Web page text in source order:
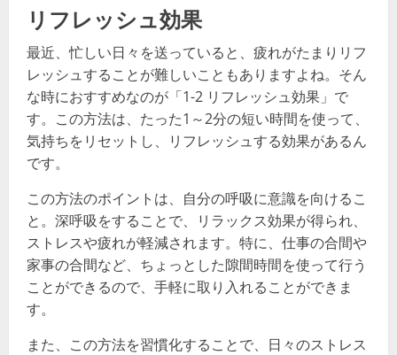
リフレッシュ効果
最近、忙しい日々を送っていると、疲れがたまりリフ
レッシュすることが難しいこともありますよね。そん
な時におすすめなのが「1-2 リフレッシュ効果」で
す。この方法は、たった1～2分の短い時間を使って、
気持ちをリセットし、リフレッシュする効果があるん
です。
この方法のポイントは、自分の呼吸に意識を向けるこ
と。深呼吸をすることで、リラックス効果が得られ、
ストレスや疲れが軽減されます。特に、仕事の合間や
家事の合間など、ちょっとした隙間時間を使って行う
ことができるので、手軽に取り入れることができま
す。
また、この方法を習慣化することで、日々のストレス